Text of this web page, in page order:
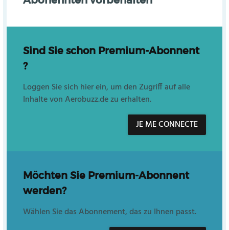
Sind Sie schon Premium-Abonnent
?
Loggen Sie sich hier ein, um den Zugriff auf alle
Inhalte von Aerobuzz.de zu erhalten.
JE ME CONNECTE
Möchten Sie Premium-Abonnent
werden?
Wählen Sie das Abonnement, das zu Ihnen passt.